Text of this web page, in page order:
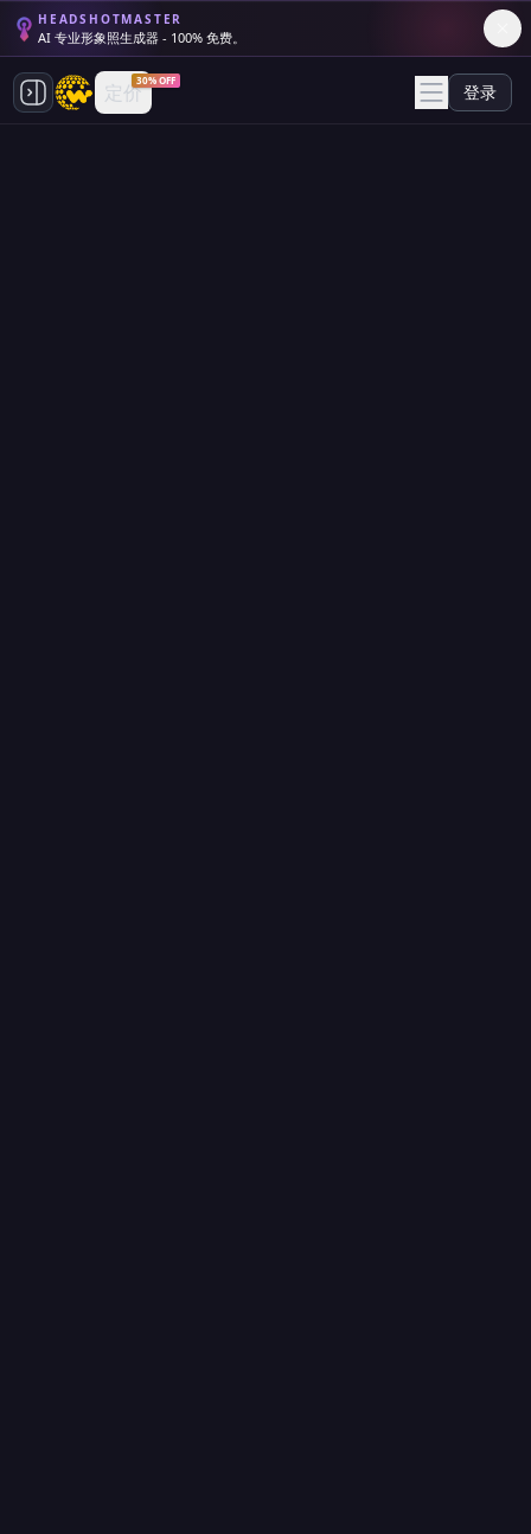
HEADSHOTMASTER
AI 专业形象照生成器 - 100% 免费。
定价30% OFF
登录